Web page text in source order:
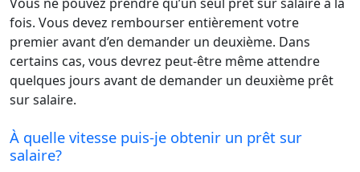
fois. Vous devez rembourser entièrement votre
premier avant d’en demander un deuxième. Dans
certains cas, vous devrez peut-être même attendre
quelques jours avant de demander un deuxième prêt
sur salaire.
À quelle vitesse puis-je obtenir un prêt sur
salaire?